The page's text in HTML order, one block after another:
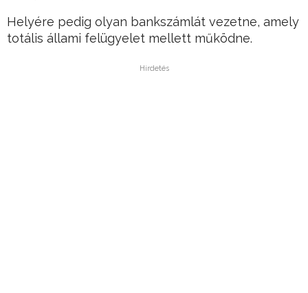
Helyére pedig olyan bankszámlát vezetne, amely
totális állami felügyelet mellett működne.
Hirdetés